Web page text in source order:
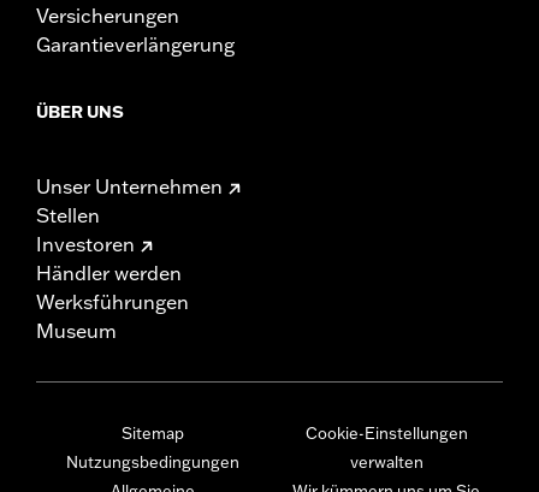
Versicherungen
Garantieverlängerung
ÜBER UNS
Unser Unternehmen
Stellen
Investoren
Händler werden
Werksführungen
Museum
Sitemap
Nutzungsbedingungen
Cookie-Einstellungen
verwalten